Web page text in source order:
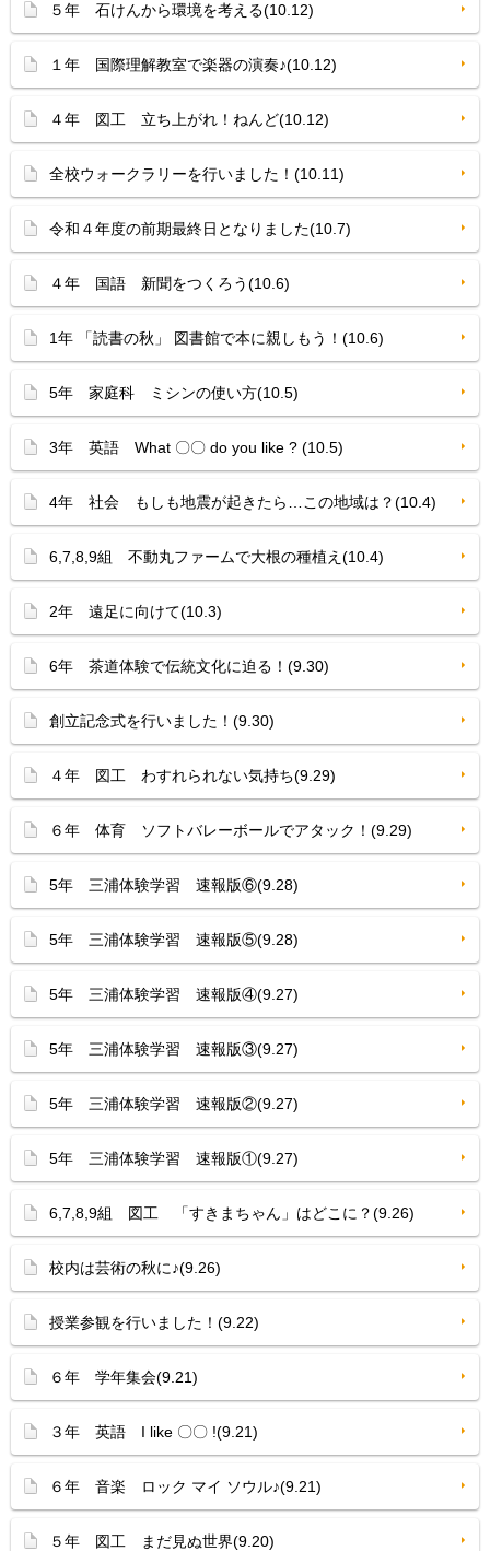
５年 石けんから環境を考える(10.12)
１年 国際理解教室で楽器の演奏♪(10.12)
４年 図工 立ち上がれ！ねんど(10.12)
全校ウォークラリーを行いました！(10.11)
令和４年度の前期最終日となりました(10.7)
４年 国語 新聞をつくろう(10.6)
1年 「読書の秋」 図書館で本に親しもう！(10.6)
5年 家庭科 ミシンの使い方(10.5)
3年 英語 What 〇〇 do you like ? (10.5)
4年 社会 もしも地震が起きたら…この地域は？(10.4)
6,7,8,9組 不動丸ファームで大根の種植え(10.4)
2年 遠足に向けて(10.3)
6年 茶道体験で伝統文化に迫る！(9.30)
創立記念式を行いました！(9.30)
４年 図工 わすれられない気持ち(9.29)
６年 体育 ソフトバレーボールでアタック！(9.29)
5年 三浦体験学習 速報版⑥(9.28)
5年 三浦体験学習 速報版⑤(9.28)
5年 三浦体験学習 速報版④(9.27)
5年 三浦体験学習 速報版③(9.27)
5年 三浦体験学習 速報版②(9.27)
5年 三浦体験学習 速報版①(9.27)
6,7,8,9組 図工 「すきまちゃん」はどこに？(9.26)
校内は芸術の秋に♪(9.26)
授業参観を行いました！(9.22)
６年 学年集会(9.21)
３年 英語 I like 〇〇 !(9.21)
６年 音楽 ロック マイ ソウル♪(9.21)
５年 図工 まだ見ぬ世界(9.20)